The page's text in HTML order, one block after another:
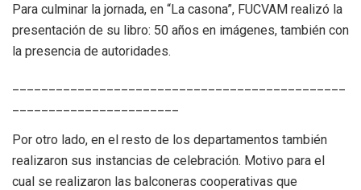
Para culminar la jornada, en “La casona”, FUCVAM realizó la
presentación de su libro: 50 años en imágenes, también con
la presencia de autoridades.
Por otro lado, en el resto de los departamentos también
realizaron sus instancias de celebración. Motivo para el
cual se realizaron las balconeras cooperativas que